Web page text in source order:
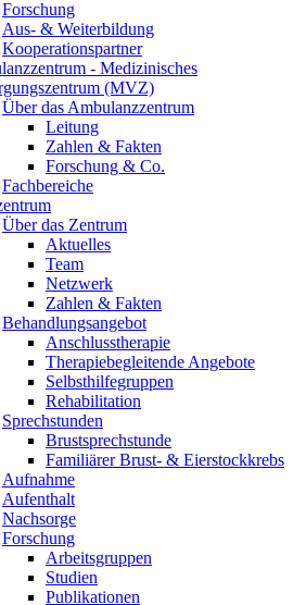
Forschung
Aus- & Weiterbildung
Kooperationspartner
- Medizinisches
(MVZ)
Über das Ambulanzzentrum
Leitung
Zahlen & Fakten
Forschung & Co.
Fachbereiche
Über das Zentrum
Aktuelles
Team
Netzwerk
Zahlen & Fakten
Behandlungsangebot
Anschlusstherapie
Therapiebegleitende Angebote
Selbsthilfegruppen
Rehabilitation
Sprechstunden
Brustsprechstunde
Familiärer Brust- & Eierstockkrebs
Aufnahme
Aufenthalt
Nachsorge
Forschung
Arbeitsgruppen
Studien
Publikationen